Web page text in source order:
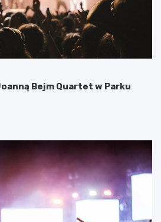
Bejm Quartet w Parku